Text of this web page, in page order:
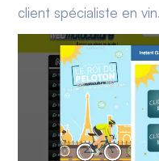
client spécialiste en vin.